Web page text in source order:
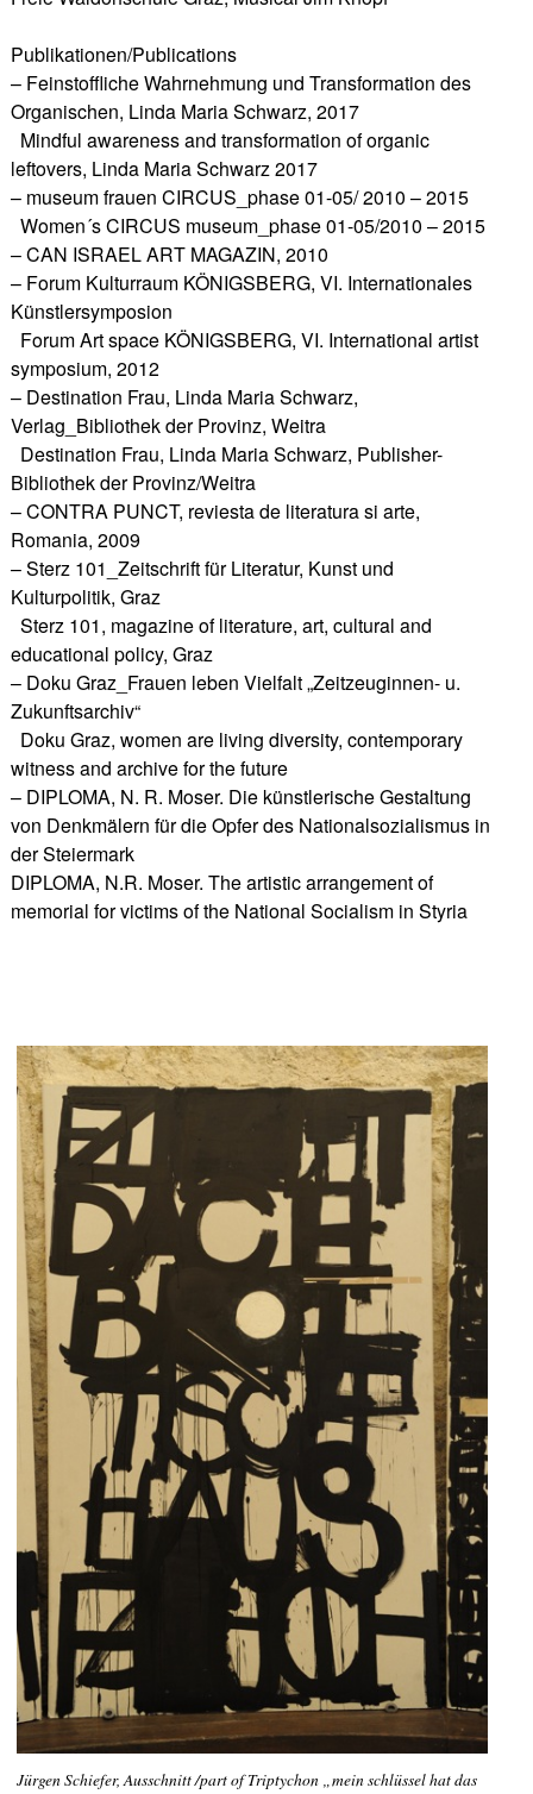
Publikationen/Publications
– Feinstoffliche Wahrnehmung und Transformation des
Organischen, Linda Maria Schwarz, 2017
Mindful awareness and transformation of organic
leftovers, Linda Maria Schwarz 2017
– museum frauen CIRCUS_phase 01-05/ 2010 – 2015
Women´s CIRCUS museum_phase 01-05/2010 – 2015
– CAN ISRAEL ART MAGAZIN, 2010
– Forum Kulturraum KÖNIGSBERG, VI. Internationales
Künstlersymposion
Forum Art space KÖNIGSBERG, VI. International artist
symposium, 2012
– Destination Frau, Linda Maria Schwarz,
Verlag_Bibliothek der Provinz, Weitra
Destination Frau, Linda Maria Schwarz, Publisher-
Bibliothek der Provinz/Weitra
– CONTRA PUNCT, reviesta de literatura si arte,
Romania, 2009
– Sterz 101_Zeitschrift für Literatur, Kunst und
Kulturpolitik, Graz
Sterz 101, magazine of literature, art, cultural and
educational policy, Graz
– Doku Graz_Frauen leben Vielfalt „Zeitzeuginnen- u.
Zukunftsarchiv“
Doku Graz, women are living diversity, contemporary
witness and archive for the future
– DIPLOMA, N. R. Moser. Die künstlerische Gestaltung
von Denkmälern für die Opfer des Nationalsozialismus in
der Steiermark
DIPLOMA, N.R. Moser. The artistic arrangement of
memorial for victims of the National Socialism in Styria
Jürgen Schiefer, Ausschnitt /part of Triptychon „mein schlüssel hat das